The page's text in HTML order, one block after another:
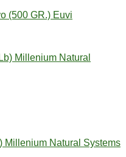
(500 GR.) Euvi
Millenium Natural Systems